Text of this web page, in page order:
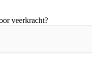
veerkracht?